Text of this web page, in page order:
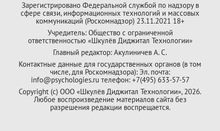
Зарегистрировано Федеральной службой по надзору в
сфере связи, информационных технологий и массовых
коммуникаций (Роскомнадзор) 23.11.2021 18+
Учредитель: Общество с ограниченной
ответственностью «Шкулёв Диджитал Технологии»
Главный редактор: Акулиничев А. С.
Контактные данные для государственных органов (в том
числе, для Роскомнадзора): Эл. почта:
info@psychologies.ru телефон: +7(495) 633-57-57
Copyright (с) ООО «Шкулёв Диджитал Технологии», 2026.
Любое воспроизведение материалов сайта без
разрешения редакции воспрещается.